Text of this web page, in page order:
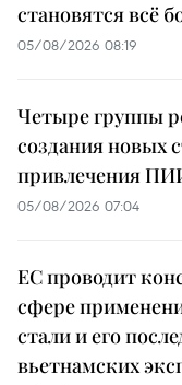
становятся всё
05/08/2026 08:19
Четыре группы
создания новых
привлечения
05/08/2026 07:04
ЕС проводит
сфере
стали и его
вьетнамских